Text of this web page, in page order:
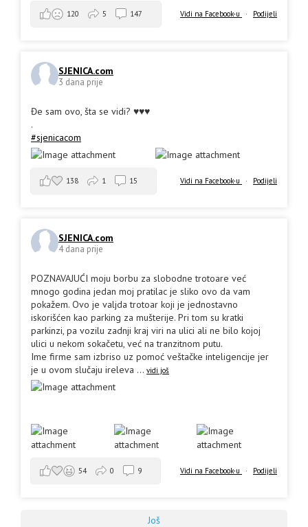
Vidi na Facebook-u · Podijeli
120 5 147
SJENICA.com
3 dana prije
Đe sam ovo, šta se vidi? ♥️♥️♥️
.
#sjenicacom
Vidi na Facebook-u · Podijeli
138 1 15
SJENICA.com
4 dana prije
POZNAVAJUĆI moju borbu za slobodne trotoare već
mnogo godina jedan moj pratilac je sliko ovo da vam
pokažem. Ovo je valjda trotoar koji je jednostavno
iskorišćen kao parking za mušterije. Pri tom su kratki
parkinzi, pa vozilu zadnji kraj viri na ulici ali ne bilo kojoj
ulici u nekom sokačetu, već na tranzitnom putu.
Ime firme sam izbriso uz pomoć veštačke inteligencije jer
je u ovom slučaju ireleva ... vidi još
Vidi na Facebook-u · Podijeli
54 0 9
Još